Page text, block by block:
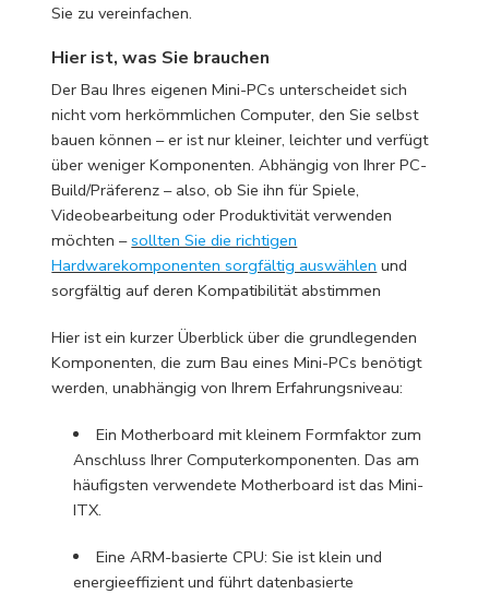
Sie zu vereinfachen.
Hier ist, was Sie brauchen
Der Bau Ihres eigenen Mini-PCs unterscheidet sich
nicht vom herkömmlichen Computer, den Sie selbst
bauen können – er ist nur kleiner, leichter und verfügt
über weniger Komponenten. Abhängig von Ihrer PC-
Build/Präferenz – also, ob Sie ihn für Spiele,
Videobearbeitung oder Produktivität verwenden
möchten – sollten Sie die richtigen
Hardwarekomponenten sorgfältig auswählen und
sorgfältig auf deren Kompatibilität abstimmen
Hier ist ein kurzer Überblick über die grundlegenden
Komponenten, die zum Bau eines Mini-PCs benötigt
werden, unabhängig von Ihrem Erfahrungsniveau:
Ein Motherboard mit kleinem Formfaktor zum
Anschluss Ihrer Computerkomponenten. Das am
häufigsten verwendete Motherboard ist das Mini-
ITX.
Eine ARM-basierte CPU: Sie ist klein und
energieeffizient und führt datenbasierte